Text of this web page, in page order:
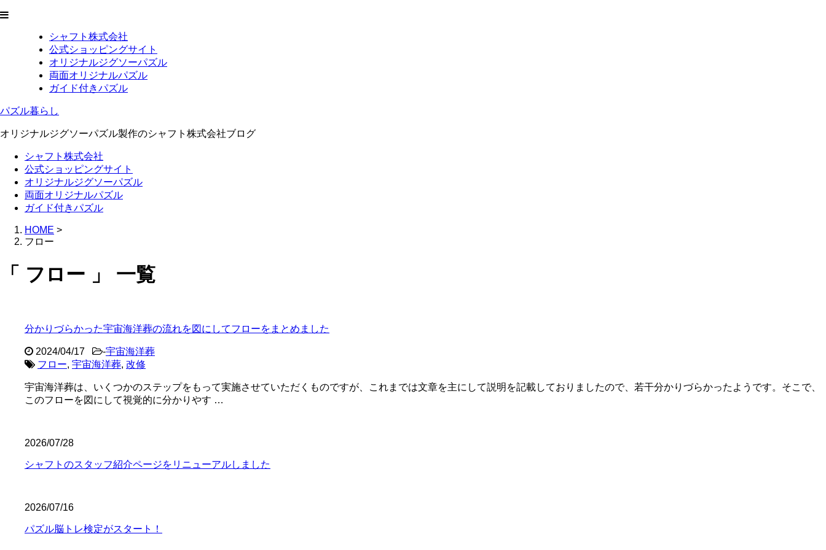
シャフト株式会社
公式ショッピングサイト
オリジナルジグソーパズル
両面オリジナルパズル
ガイド付きパズル
パズル暮らし
オリジナルジグソーパズル製作のシャフト株式会社ブログ
シャフト株式会社
公式ショッピングサイト
オリジナルジグソーパズル
両面オリジナルパズル
ガイド付きパズル
HOME >
フロー
「 フロー 」 一覧
分かりづらかった宇宙海洋葬の流れを図にしてフローをまとめました
2024/04/17 -宇宙海洋葬
フロー, 宇宙海洋葬, 改修
宇宙海洋葬は、いくつかのステップをもって実施させていただくものですが、これまでは文章を主にして説明を記載しておりましたので、若干分かりづらかったようです。そこで、
このフローを図にして視覚的に分かりやす …
2026/07/28
シャフトのスタッフ紹介ページをリニューアルしました
2026/07/16
パズル脳トレ検定がスタート！